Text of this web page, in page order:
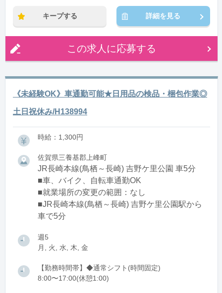
キープする 詳細を見る
この求人に応募する
《未経験OK》車通勤可能★日用品の検品・梱包作業◎
土日祝休み/H138994
時給：1,300円
佐賀県三養基郡上峰町
JR長崎本線(鳥栖～長崎) 吉野ケ里公園 車5分
■車、バイク、自転車通勤OK
■就業場所の変更の範囲：なし
■JR長崎本線(鳥栖～長崎) 吉野ケ里公園駅から
車で5分
週5
月, 火, 水, 木, 金
【勤務時間帯】◆通常シフト(時間固定)
8:00〜17:00(休憩1:00)